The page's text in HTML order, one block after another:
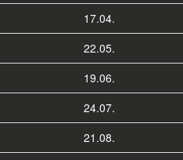
17.04.
22.05.
19.06.
24.07.
21.08.